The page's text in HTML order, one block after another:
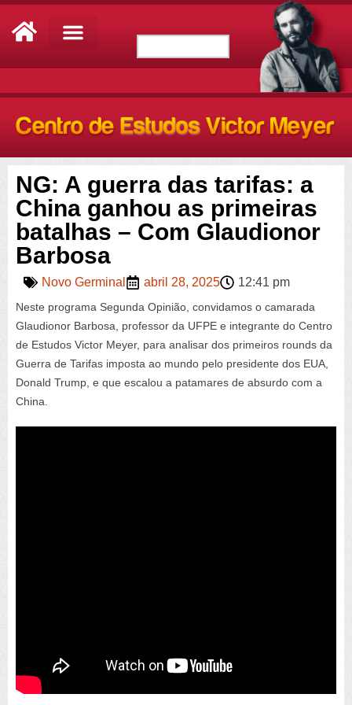
NG: A guerra das tarifas: a
China ganhou as primeiras
batalhas – Com Glaudionor
Barbosa
Novo Germinal abril 28, 2025 12:41 pm
Neste programa Segunda Opinião, convidamos o camarada
Glaudionor Barbosa, professor da UFPE e integrante do Centro
de Estudos Victor Meyer, para analisar dos primeiros rounds da
Guerra de Tarifas imposta ao mundo pelo presidente dos EUA,
Donald Trump, e que escalou a patamares de absurdo com a
China.